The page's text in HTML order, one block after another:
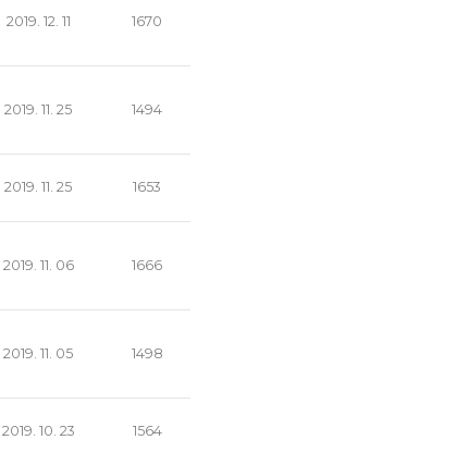
2019. 12. 11 1670
2019. 11. 25 1494
2019. 11. 25 1653
2019. 11. 06 1666
2019. 11. 05 1498
2019. 10. 23 1564